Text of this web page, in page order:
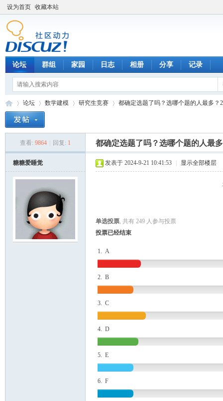
设为首页 收藏本站
论坛 群组 家园 日志 相册 分享 记录
论坛
›
数学建模
›
研究生竞赛
›
都确定选题了吗？选哪个题的人最多？
查看: 9864 回复: 1 都确定选题了吗？选哪个题的人最
糖糖爱睡觉 发表于 2024-9-21 10:41:53 显示全部楼层
单选投票, 共有 249 人参与投票
投票已经结束
1. A
2. B
3. C
4. D
5. E
6. F